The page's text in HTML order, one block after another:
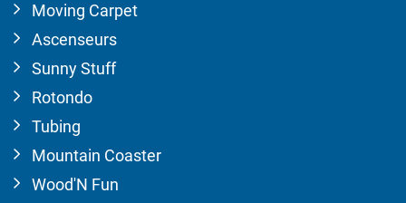
Moving Carpet
Ascenseurs
Sunny Stuff
Rotondo
Tubing
Mountain Coaster
Wood'N Fun